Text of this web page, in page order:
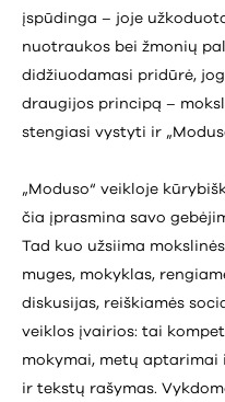
įspūdinga – joje
nuotraukos bei žmonių
didžiuodamasi pridūrė,
draugijos principą –
stengiasi vystyti ir
„Moduso“ veikloje
čia įprasmina savo
Tad kuo užsiima
muges, mokyklas,
diskusijas, reiškiamės
veiklos įvairios: tai
mokymai, metų aptarimai
ir tekstų rašymas.